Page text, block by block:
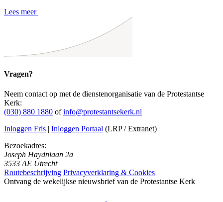
Lees meer
Vragen?
Neem contact op met de dienstenorganisatie van de Protestantse
Kerk:
(030) 880 1880 ofinfo@protestantsekerk.nl
Inloggen Fris | Inloggen Portaal (LRP / Extranet)
Bezoekadres:
Joseph Haydnlaan 2a
3533 AE Utrecht
Routebeschrijving Privacyverklaring & Cookies
Ontvang de wekelijkse nieuwsbrief van de Protestantse Kerk